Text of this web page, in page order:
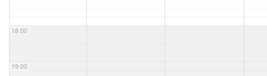
18:00
19:00